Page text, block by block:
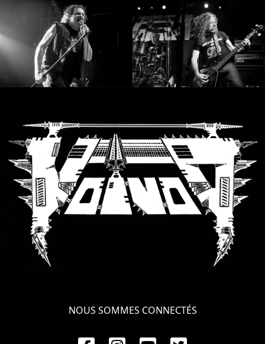
MORGOTH
TALES
ANACHRONISM
LOST
MACHINE
NOTHINGFACE
DIMENSION
HATROSS
NOUS SOMMES CONNECTÉS